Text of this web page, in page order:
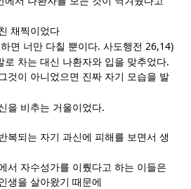
채찍이었다
면 너만 다칠 뿐이다.사도행전 26,14)
로 차는 대신 나환자와 입을 맞추었다.
것이 아니었으면 진짜 자기 모습을 발
을 비추는 거울이었다.
복되는 자기 과신에 피해를 보면서 생
서 자수성가를 이뤘다고 하는 이들은
생을 살아왔기 때문에